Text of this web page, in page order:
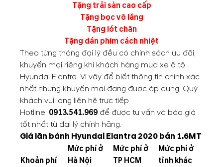
Tặng trải sàn cao cấp
Tặng bọc vô lăng
Tặng lót chân
Tặng dán phim cách nhiệt
Theo từng tháng đại lý đều có chính sách ưu đãi,
khuyến mại riêng khi khách hàng mua xe ô tô
Hyundai Elantra. Vì vậy để biết thông tin chính xác
nhất những khuyến mại đang được áp dụng, Quý
khách vui lòng liên hệ trực tiếp
Hotline: 0913.541.969 để được tư vấn và báo giá
tốt nhất từ đại lý chính hãng.
Giá lăn bánh Hyundai Elantra 2020 bản 1.6MT
Khoản phí
Mức phí ở
Hà Nội
Mức phí ở
TP HCM
Mức phí ở
tỉnh khác